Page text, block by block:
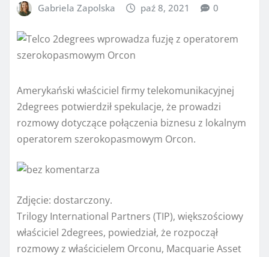
Gabriela Zapolska paź 8, 2021 0
Amerykański właściciel firmy telekomunikacyjnej
2degrees potwierdził spekulacje, że prowadzi
rozmowy dotyczące połączenia biznesu z lokalnym
operatorem szerokopasmowym Orcon.
Zdjęcie: dostarczony.
Trilogy International Partners (TIP), większościowy
właściciel 2degrees, powiedział, że rozpoczął
rozmowy z właścicielem Orconu, Macquarie Asset